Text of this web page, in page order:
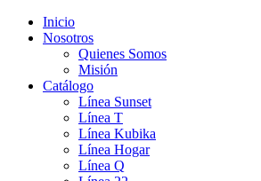
Inicio
Nosotros
Quienes Somos
Misión
Catálogo
Línea Sunset
Línea T
Línea Kubika
Línea Hogar
Línea Q